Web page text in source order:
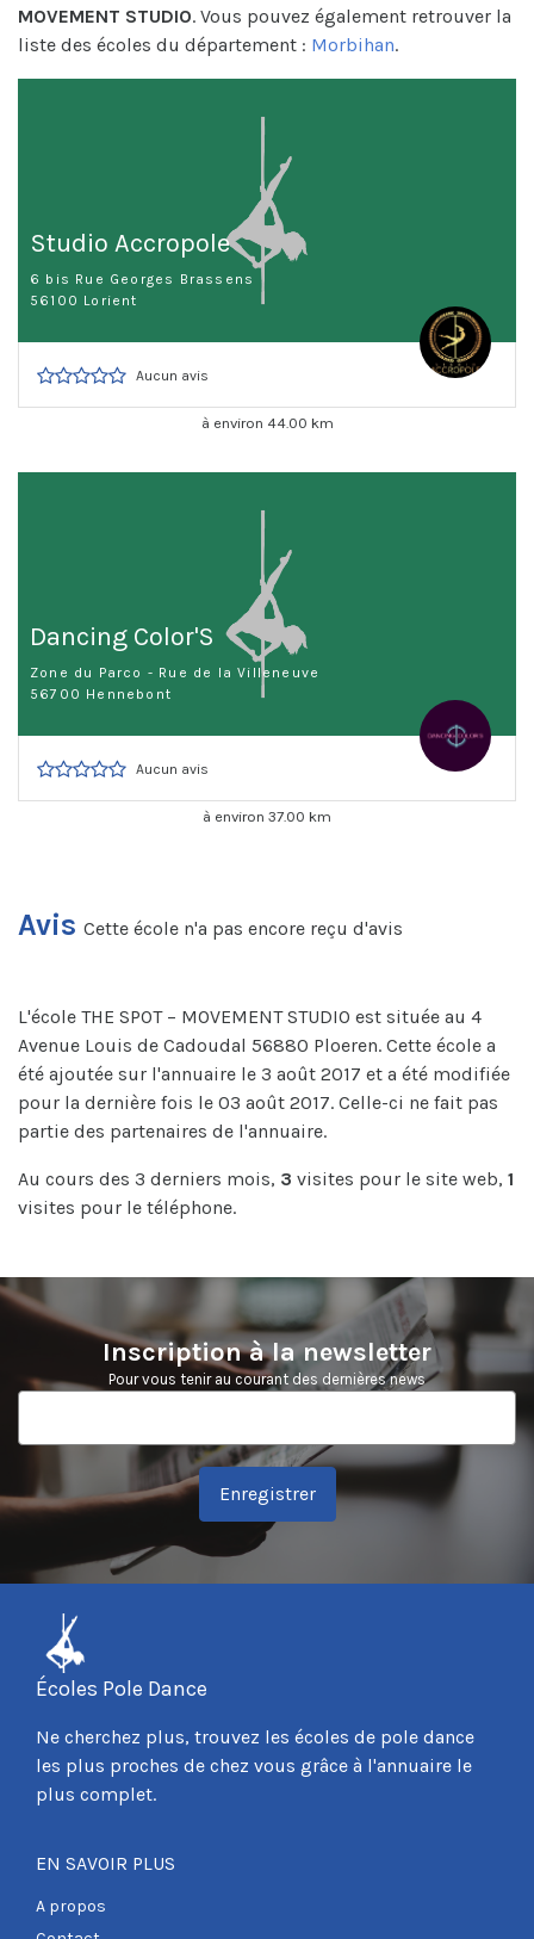
MOVEMENT STUDIO. Vous pouvez également retrouver la
liste des écoles du département : Morbihan.
Studio Accropole
6 bis Rue Georges Brassens
56100 Lorient
Aucun avis
à environ 44.00 km
Dancing Color'S
Zone du Parco - Rue de la Villeneuve
56700 Hennebont
Aucun avis
à environ 37.00 km
Avis Cette école n'a pas encore reçu d'avis
L'école THE SPOT – MOVEMENT STUDIO est située au 4
Avenue Louis de Cadoudal 56880 Ploeren. Cette école a
été ajoutée sur l'annuaire le 3 août 2017 et a été modifiée
pour la dernière fois le 03 août 2017. Celle-ci ne fait pas
partie des partenaires de l'annuaire.
Au cours des 3 derniers mois, 3 visites pour le site web, 1
visites pour le téléphone.
Inscription à la newsletter
Pour vous tenir au courant des dernières news
Enregistrer
Écoles Pole Dance
Ne cherchez plus, trouvez les écoles de pole dance
les plus proches de chez vous grâce à l'annuaire le
plus complet.
EN SAVOIR PLUS
A propos